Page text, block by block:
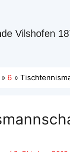
Vilshofen
6